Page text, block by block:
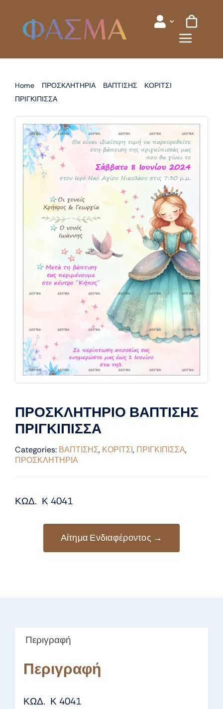
content
Home ΠΡΟΣΚΛΗΤΗΡΙΑ ΒΑΠΤΙΣΗΣ
ΚΟΡΙΤΣΙ
ΠΡΙΓΚΙΠΙΣΣΑ
ΠΡΟΣΚΛΗΤΗΡΙΟ ΒΑΠΤΙΣΗΣ
ΠΡΙΓΚΙΠΙΣΣΑ
Categories: ΒΑΠΤΙΣΗΣ, ΚΟΡΙΤΣΙ, ΠΡΙΓΚΙΠΙΣΣΑ,
ΠΡΟΣΚΛΗΤΗΡΙΑ
ΚΩΔ. Κ 4041
Αίτημα Ενδιαφέροντος →
Περιγραφή
Περιγραφή
ΚΩΔ. Κ 4041